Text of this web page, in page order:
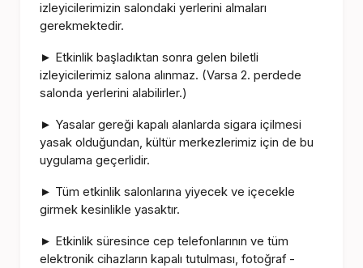
izleyicilerimizin salondaki yerlerini almaları
gerekmektedir.
► Etkinlik başladıktan sonra gelen biletli
izleyicilerimiz salona alınmaz. (Varsa 2. perdede
salonda yerlerini alabilirler.)
► Yasalar gereği kapalı alanlarda sigara içilmesi
yasak olduğundan, kültür merkezlerimiz için de bu
uygulama geçerlidir.
► Tüm etkinlik salonlarına yiyecek ve içecekle
girmek kesinlikle yasaktır.
► Etkinlik süresince cep telefonlarının ve tüm
elektronik cihazların kapalı tutulması, fotoğraf -